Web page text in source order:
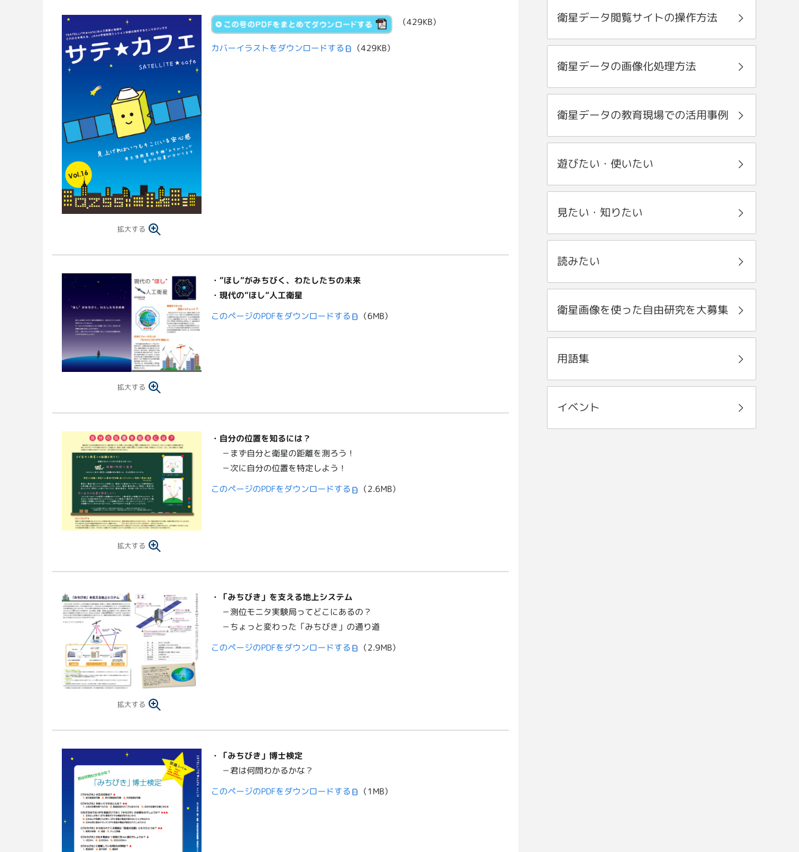
拡大する
（429KB）
カバーイラストをダウンロードする （429KB）
拡大する
・ ”ほし”がみちびく、わたしたちの未来
・現代の”ほし”人工衛星
このページのPDFをダウンロードする
（6MB）
拡大する
・ 自分の位置を知るには？
－まず自分と衛星の距離を測ろう！
－次に自分の位置を特定しよう！
このページのPDFをダウンロードする
（2.6MB）
拡大する
・ 「みちびき」を支える地上システム
－測位モニタ実験局ってどこにあるの？
－ちょっと変わった「みちびき」の通り道
このページのPDFをダウンロードする
（2.9MB）
・ 「みちびき」博士検定
－君は何問わかるかな？
このページのPDFをダウンロードする
（1MB）
衛星データ閲覧サイトの操作方法
衛星データの画像化処理方法
衛星データの教育現場での活用事例
遊びたい・使いたい
見たい・知りたい
読みたい
衛星画像を使った自由研究を大募集
用語集
イベント